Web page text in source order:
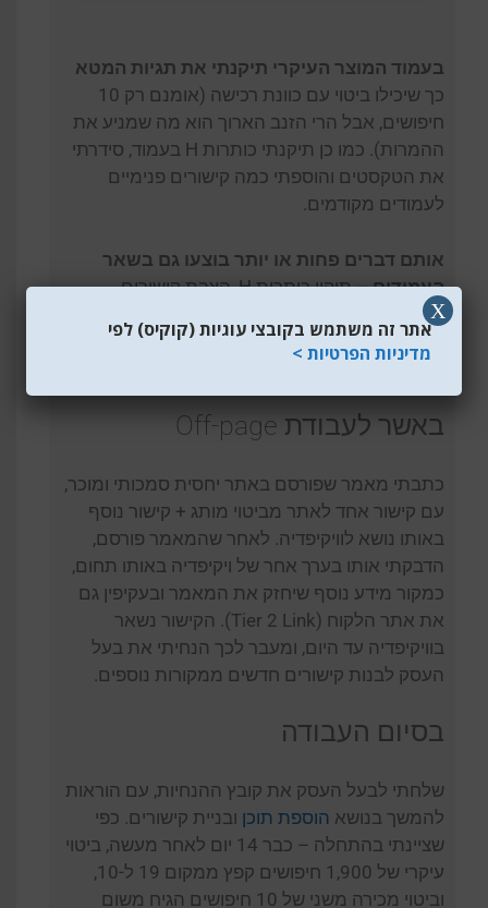
בעמוד המוצר העיקרי תיקנתי את תגיות המטא
כך שיכילו ביטוי עם כוונת רכישה (אומנם רק 10
חיפושים, אבל הרי הזנב הארוך הוא מה שמניע את
ההמרות). כמו כן תיקנתי כותרות H בעמוד, סידרתי
את הטקסטים והוספתי כמה קישורים פנימיים
לעמודים מקודמים.
אותם דברים פחות או יותר בוצעו גם בשאר
העמודים
– תיקון כותרות H, הצבת קישורים
פנימיים בגוף הטקסט, כיווץ ודחיסת תמונות היכן
שהיה אפשר וצריך וכן שדרוג תגיות מטא בעמודים
באשר לעבודת Off-page
כתבתי מאמר שפורסם באתר יחסית סמכותי ומוכר,
עם קישור אחד לאתר מביטוי מותג + קישור נוסף
באותו נושא לוויקיפדיה. לאחר שהמאמר פורסם,
הדבקתי אותו בערך אחר של ויקיפדיה באותו תחום,
כמקור מידע נוסף שיחזק את המאמר ובעקיפין גם
את אתר הלקוח (Tier 2 Link). הקישור נשאר
בוויקיפדיה עד היום, ומעבר לכך הנחיתי את בעל
העסק לבנות קישורים חדשים ממקורות נוספים.
בסיום העבודה
שלחתי לבעל העסק את קובץ ההנחיות, עם הוראות
להמשך בנושא הוספת תוכן ובניית קישורים. כפי
שציינתי בהתחלה – כבר 14 יום לאחר מעשה, ביטוי
עיקרי של 1,900 חיפושים קפץ ממקום 19 ל-10,
וביטוי מכירה משני של 10 חיפושים הגיח משום
אתר זה משתמש בקובצי עוגיות (קוקיס) לפי
מדיניות הפרטיות >
X